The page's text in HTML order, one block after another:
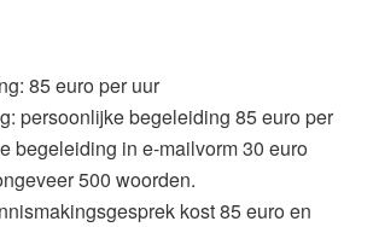
85 euro per uur
persoonlijke begeleiding 85 euro per
begeleiding in e-mailvorm 30 euro
500 woorden.
kost 85 euro en